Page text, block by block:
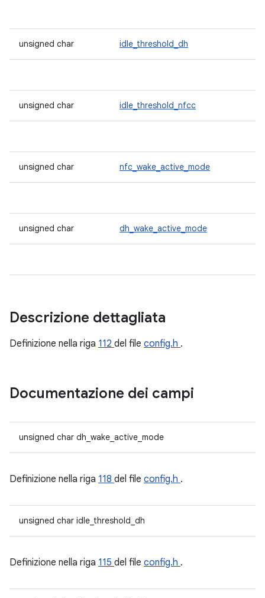
unsigned char idle_threshold_dh
unsigned char idle_threshold_nfcc
unsigned char nfc_wake_active_mode
unsigned char dh_wake_active_mode
Descrizione dettagliata
Definizione nella riga 112 del file config.h .
Documentazione dei campi
unsigned char dh_wake_active_mode
Definizione nella riga 118 del file config.h .
unsigned char idle_threshold_dh
Definizione nella riga 115 del file config.h .